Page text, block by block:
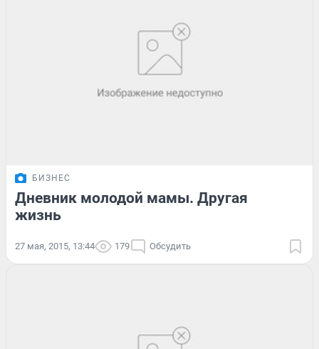
БИЗНЕС
Дневник молодой мамы. Другая
жизнь
27 мая, 2015, 13:44 179 Обсудить